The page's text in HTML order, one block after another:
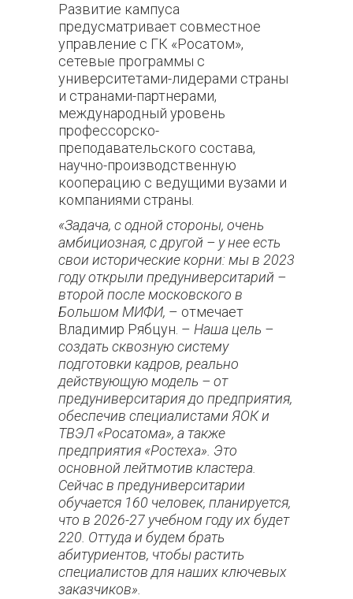
Развитие кампуса
предусматривает совместное
управление с ГК «Росатом»,
сетевые программы с
университетами-лидерами страны
и странами-партнерами,
международный уровень
профессорско-
преподавательского состава,
научно-производственную
кооперацию с ведущими вузами и
компаниями страны.
«Задача, с одной стороны, очень
амбициозная, с другой – у нее есть
свои исторические корни: мы в 2023
году открыли предуниверситарий –
второй после московского в
Большом МИФИ, – отмечает
Владимир Рябцун. – Наша цель –
создать сквозную систему
подготовки кадров, реально
действующую модель – от
предуниверситария до предприятия,
обеспечив специалистами ЯОК и
ТВЭЛ «Росатома», а также
предприятия «Ростеха». Это
основной лейтмотив кластера.
Сейчас в предуниверситарии
обучается 160 человек, планируется,
что в 2026-27 учебном году их будет
220. Оттуда и будем брать
абитуриентов, чтобы растить
специалистов для наших ключевых
заказчиков».